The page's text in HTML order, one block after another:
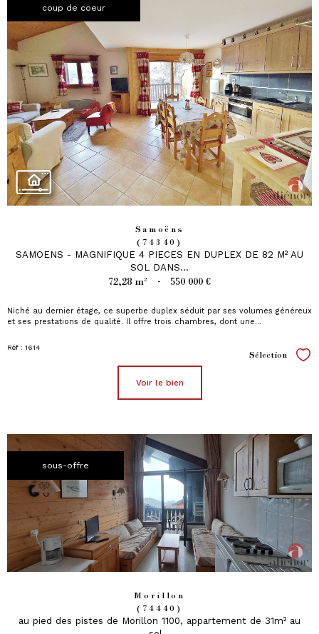
coup de coeur
Samoëns
(74340)
SAMOENS - MAGNIFIQUE 4 PIECES EN DUPLEX DE 82 M² AU
SOL DANS...
72,28 m² - 550 000 €
Niché au dernier étage, ce superbe duplex séduit par ses volumes généreux
et ses prestations de qualité. Il offre trois chambres, dont une...
Réf : 1614
Sélection
voir le bien
sous-offre
Morillon
(74440)
au pied des pistes de Morillon 1100, appartement de 31m² au